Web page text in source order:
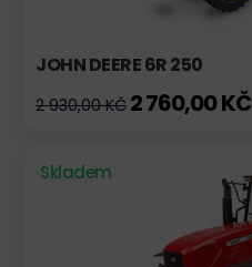
JOHN DEERE 6R 250
2 930,00 KČ 2 760,00 KČ
Skladem